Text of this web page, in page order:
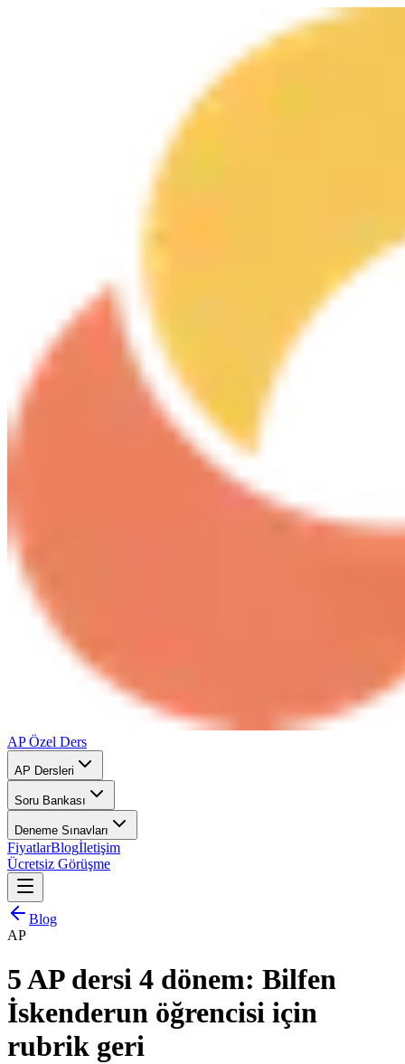
AP Özel Ders
AP Dersleri
Soru Bankası
Deneme Sınavları
FiyatlarBlogİletişim
Ücretsiz Görüşme
Blog
AP
5 AP dersi 4 dönem: Bilfen
İskenderun öğrencisi için
rubrik geri